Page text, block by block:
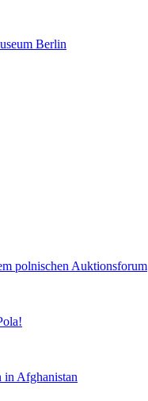
Berlin
polnischen Auktionsforum
in Afghanistan